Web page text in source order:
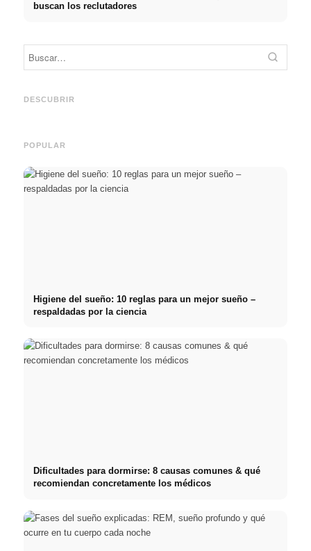
buscan los reclutadores
DESCUBRIR
Práctica profesional en
y el camino directo hacia la
Financiar los estudios en
POPULAR
Higiene del sueño: 10 reglas para un mejor sueño –
respaldadas por la ciencia
Dificultades para dormirse: 8 causas comunes & qué
recomiendan concretamente los médicos